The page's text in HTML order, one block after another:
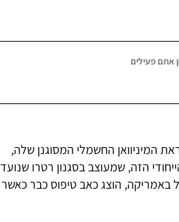
אתם פעילים
המיניוואן החשמלי המסוגנן שלה,
הזה, שמעוצב בסגנון רטרו שנועד
הוצג כאב טיפוס כבר כאשר